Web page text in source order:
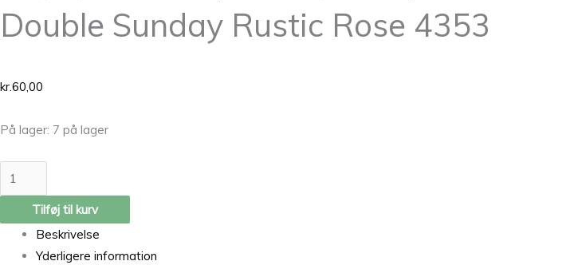
Double Sunday Rustic Rose 4353
kr.60,00
På lager: 7 på lager
Tilføj til kurv
Beskrivelse
Yderligere information